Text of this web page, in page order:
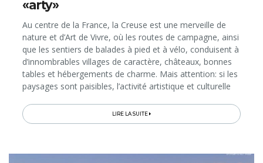
«arty»
Au centre de la France, la Creuse est une merveille de
nature et d’Art de Vivre, où les routes de campagne, ainsi
que les sentiers de balades à pied et à vélo, conduisent à
d’innombrables villages de caractère, châteaux, bonnes
tables et hébergements de charme. Mais attention: si les
paysages sont paisibles, l’activité artistique et culturelle
traditions, de même que des musées ultra-modernes se
réapproprient les talents et savoir-faire centenaires!
LIRE LA SUITE